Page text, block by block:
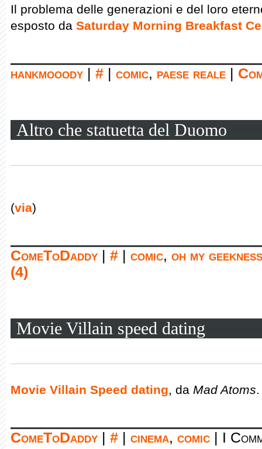
Il problema delle generazioni e del loro
esposto da Saturday Morning Breakfast
hankmooody # comic, paese reale
Altro che statuetta del Duomo
(via)
ComeToDaddy # comic, oh my geekness
(4)
Movie Villain speed dating
Movie Villain Speed dating, da Mad Atoms.
ComeToDaddy # cinema, comic I